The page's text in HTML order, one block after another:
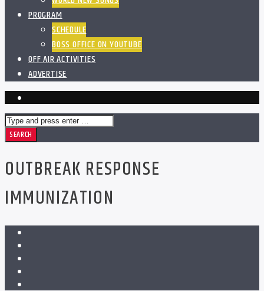
PROGRAM
SCHEDULE
BOSS OFFICE ON YOUTUBE
OFF AIR ACTIVITIES
ADVERTISE
OUTBREAK RESPONSE
IMMUNIZATION